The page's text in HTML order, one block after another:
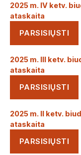
2025 m. IV ketv.
ataskaita
PARSISIŲSTI
2025 m. III ketv.
ataskaita
PARSISIŲSTI
2025 m. II ketv.
ataskaita
PARSISIŲSTI